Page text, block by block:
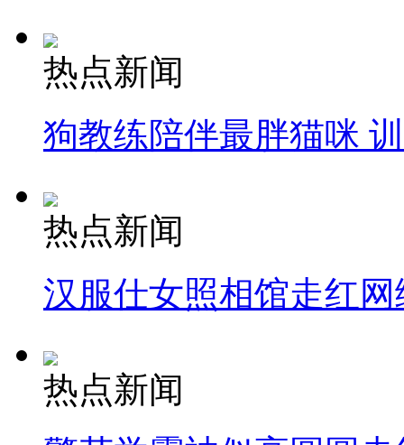
热点新闻
狗教练陪伴最胖猫咪
热点新闻
汉服仕女照相馆走红网
热点新闻